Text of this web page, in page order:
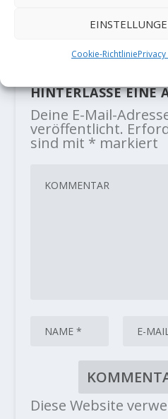
Cookie-Richtlinie
20. Juli 2020
HINTERLASSE EINE
Deine E-Mail-
veröffentlicht.
sind mit * markiert
Diese Website